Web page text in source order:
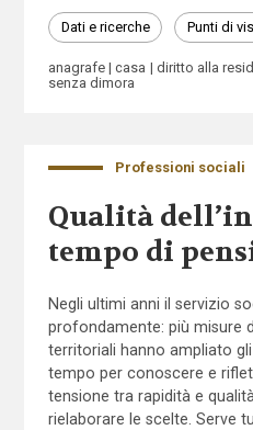
Dati e ricerche Punti di
anagrafe casa diritto alla
senza dimora
Professioni sociali
Qualità
tempo di
Negli ultimi anni il servizio
profondamente: più misure
territoriali hanno ampliato
tempo per conoscere e
tensione tra rapidità e
rielaborare le scelte. Serve